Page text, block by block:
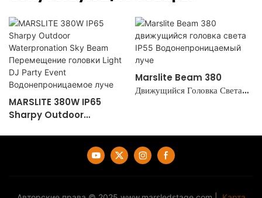
MARSLITE 380W IP65
Sharpy Outdoor
Light DJ Party Event
Водонепроницаемое Луче
Marslite Beam 380
Движущийся Головка Света